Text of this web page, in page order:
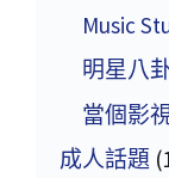
Music
明星八
當個影
成人話題